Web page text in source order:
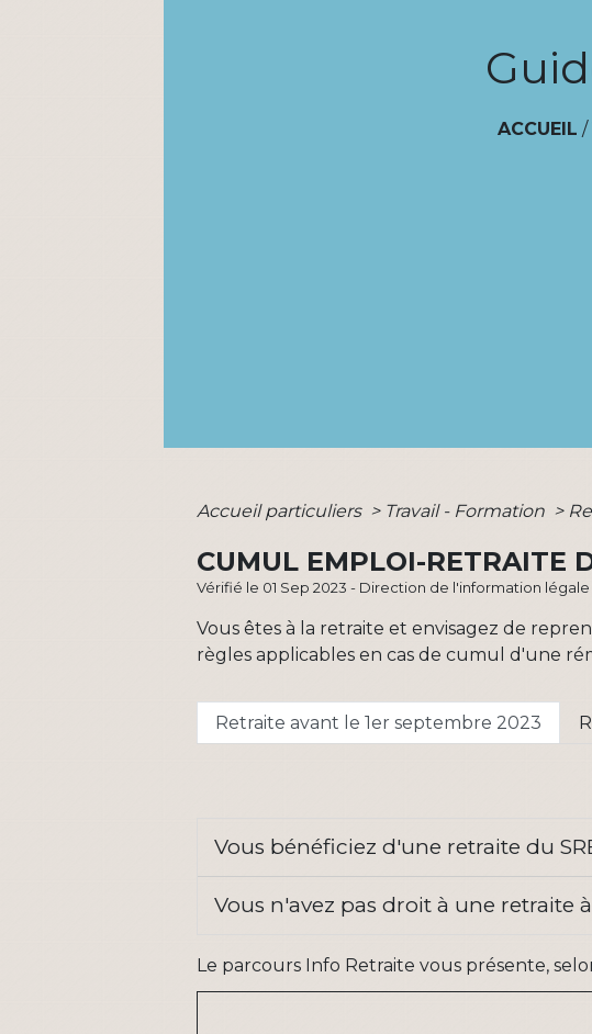
ACCUEIL /
Accueil particuliers > Travail - Formation >
CUMUL EMPLOI-RETRAITE
Vérifié le 01 Sep 2023 - Direction de l'information
Vous êtes à la retraite et envisagez de
règles applicables en cas de cumul d'une
Retraite avant le 1er septembre 2023
Vous bénéficiez d'une retraite du
Vous n'avez pas droit à une retraite
Le parcours Info Retraite vous présente,